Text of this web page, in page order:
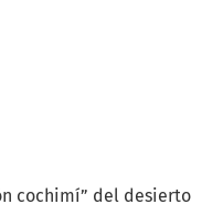
cochimí” del desierto